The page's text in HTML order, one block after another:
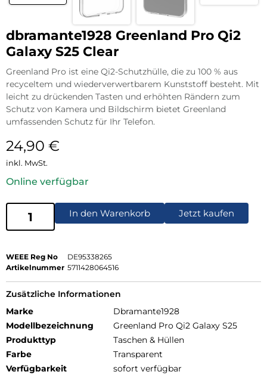
dbramante1928 Greenland Pro Qi2
Galaxy S25 Clear
Greenland Pro ist eine Qi2-Schutzhülle, die zu 100 % aus
recyceltem und wiederverwertbarem Kunststoff besteht. Mit
leicht zu drückenden Tasten und erhöhten Rändern zum
Schutz von Kamera und Bildschirm bietet Greenland
umfassenden Schutz für Ihr Telefon.
24,90 €
inkl. MwSt.
Online verfügbar
In den Warenkorb Jetzt kaufen
WEEE Reg No
DE95338265
Artikelnummer 5711428064516
Zusätzliche Informationen
Marke
Dbramante1928
Modellbezeichnung
Greenland Pro Qi2 Galaxy S25
Produkttyp
Taschen & Hüllen
Farbe
Transparent
Verfügbarkeit
sofort verfügbar